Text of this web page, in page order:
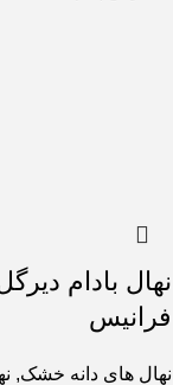
نهال بادام
فرانیس
نهال های دانه خشک,